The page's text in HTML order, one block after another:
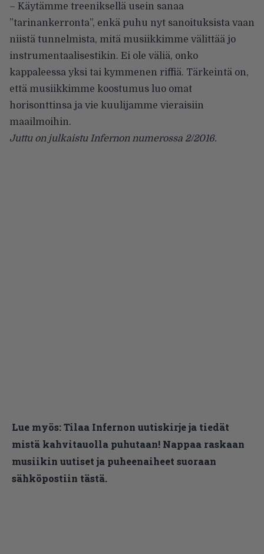
– Käytämme treeniksellä usein sanaa
”tarinankerronta”, enkä puhu nyt sanoituksista vaan
niistä tunnelmista, mitä musiikkimme välittää jo
instrumentaalisestikin. Ei ole väliä, onko
kappaleessa yksi tai kymmenen riffiä. Tärkeintä on,
että musiikkimme koostumus luo omat
horisonttinsa ja vie kuulijamme vieraisiin
maailmoihin.
Juttu on julkaistu Infernon numerossa 2/2016.
Lue myös:Tilaa Infernon uutiskirje ja tiedät
mistä kahvitauolla puhutaan! Nappaa raskaan
musiikin uutiset ja puheenaiheet suoraan
sähköpostiin tästä.